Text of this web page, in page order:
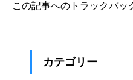
この記事へのトラックバッ
カテゴリー